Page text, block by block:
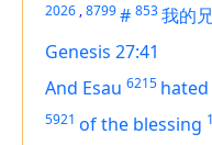
2026 ,8799# 853我的
Genesis 27:41
And Esau 6215 hated
5921 of the blessing